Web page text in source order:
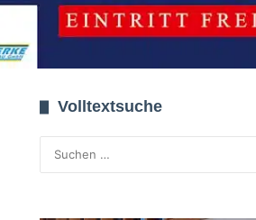
Volltextsuche